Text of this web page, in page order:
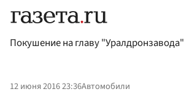
Покушение на главу "Уралдронзавода"
12 июня 2016 23:36Автомобили